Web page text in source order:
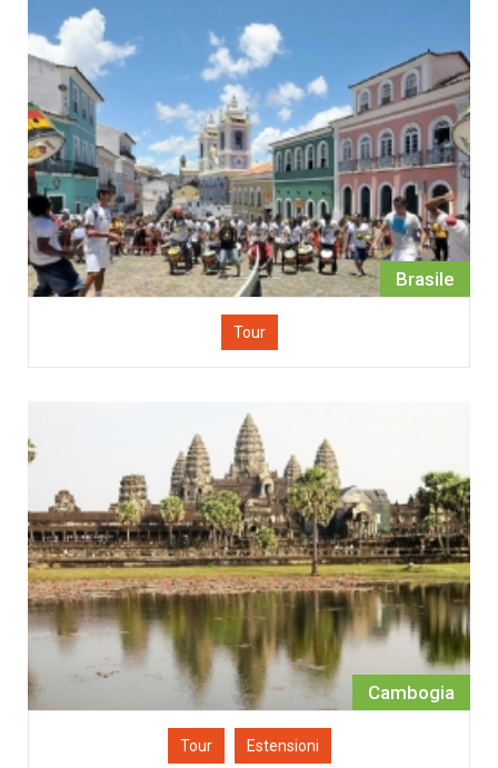
Brasile
Tour
Cambogia
Tour Estensioni